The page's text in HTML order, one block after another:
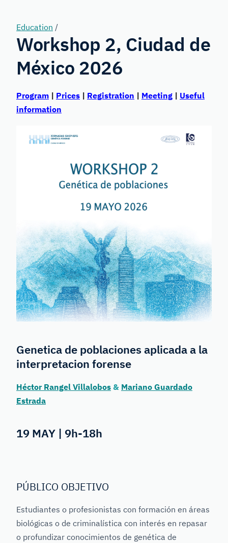
Education /
Workshop 2, Ciudad de
México 2026
Program | Prices | Registration | Meeting | Useful
information
Genetica de poblaciones aplicada a la
interpretacion forense
Héctor Rangel Villalobos & Mariano Guardado
Estrada
19 MAY | 9h-18h
PÚBLICO OBJETIVO
Estudiantes o profesionistas con formación en áreas
biológicas o de criminalística con interés en repasar
o profundizar conocimientos de genética de